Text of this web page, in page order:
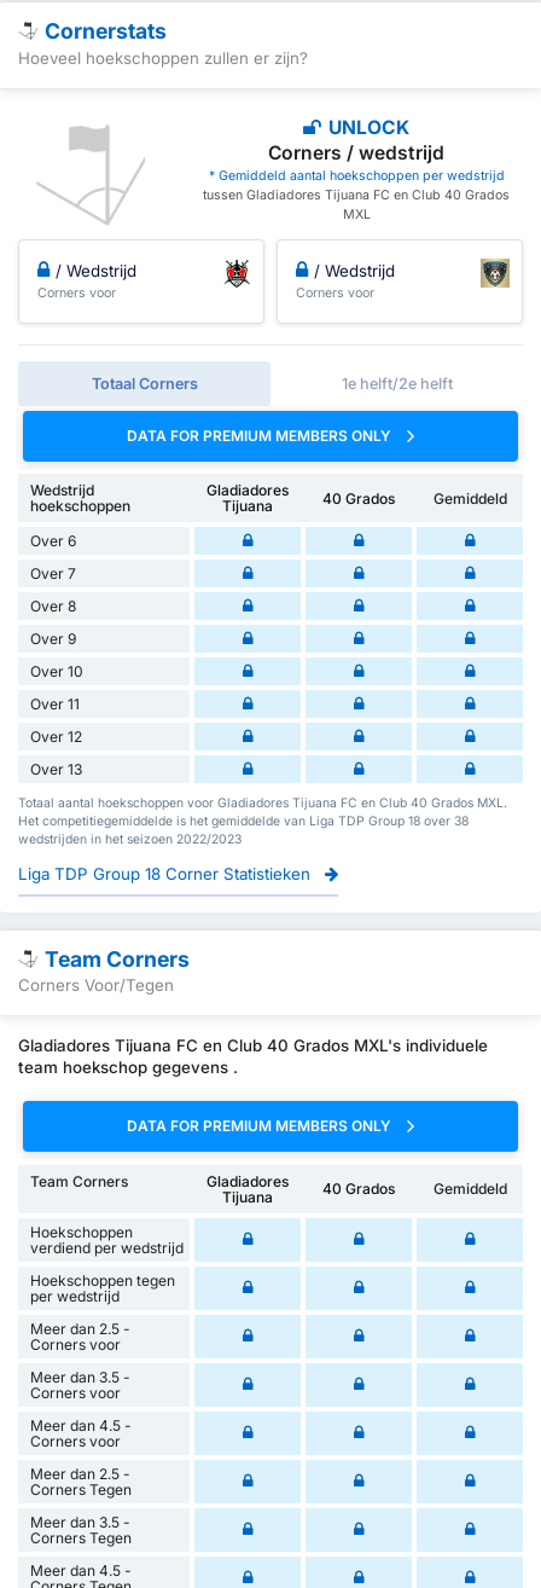
Cornerstats
Hoeveel hoekschoppen zullen er zijn?
UNLOCK
Corners / wedstrijd
* Gemiddeld aantal hoekschoppen per wedstrijd
tussen Gladiadores Tijuana FC en Club 40 Grados
MXL
/ Wedstrijd
Corners voor
/ Wedstrijd
Corners voor
Totaal Corners 1e helft/2e helft
DATA FOR PREMIUM MEMBERS ONLY
Wedstrijd
hoekschoppen
Gladiadores
Tijuana
40 Grados Gemiddeld
Over 6
Over 7
Over 8
Over 9
Over 10
Over 11
Over 12
Over 13
Totaal aantal hoekschoppen voor Gladiadores Tijuana FC en Club 40 Grados MXL.
Het competitiegemiddelde is het gemiddelde van Liga TDP Group 18 over 38
wedstrijden in het seizoen 2022/2023
Liga TDP Group 18 Corner Statistieken
Team Corners
Corners Voor/Tegen
Gladiadores Tijuana FC en Club 40 Grados MXL's individuele
team hoekschop gegevens .
DATA FOR PREMIUM MEMBERS ONLY
Team Corners
Gladiadores
Tijuana
40 Grados Gemiddeld
Hoekschoppen
verdiend per wedstrijd
Hoekschoppen tegen
per wedstrijd
Meer dan 2.5 -
Corners voor
Meer dan 3.5 -
Corners voor
Meer dan 4.5 -
Corners voor
Meer dan 2.5 -
Corners Tegen
Meer dan 3.5 -
Corners Tegen
Meer dan 4.5 -